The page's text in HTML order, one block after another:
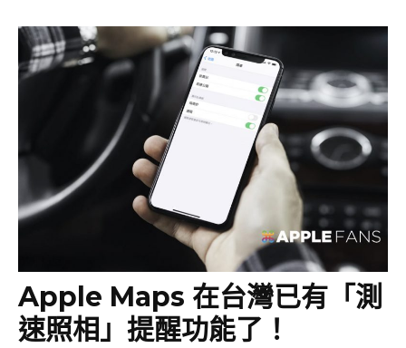
Apple Maps 在台灣已有「測
速照相」提醒功能了！